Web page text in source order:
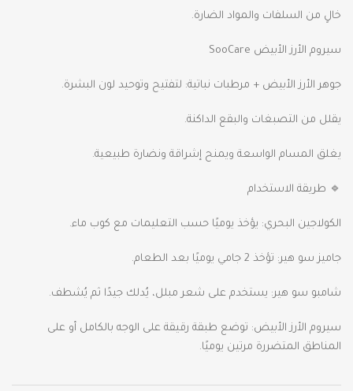
خالٍ من السلفات والمواد الضارة.
سيروم الأرز الأبيض SooCare
جوهر الأرز الأبيض + مرطبات نباتية: لتفتيح وتوحيد لون البشرة.
يقلل من التصبغات والبقع الداكنة.
يغلق المسام الواسعة ويمنح إشراقة ونضارة طبيعية.
🔹 طريقة الاستخدام
الكولاجين البحري: يؤخذ يوميًا حسب التعليمات مع كوب ماء.
جاميز سو هير: تؤخذ 2 جامي يوميًا بعد الطعام.
شامبو سو هير: يستخدم على شعر مبلل، يُدلك جيدًا ثم يُشطف.
سيروم الأرز الأبيض: توضع طبقة رقيقة على الوجه بالكامل أو على
المناطق المتضررة مرتين يوميًا.